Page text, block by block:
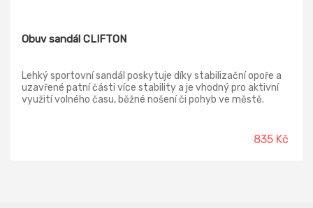
Obuv sandál CLIFTON
Lehký sportovní sandál poskytuje díky stabilizační opoře a
uzavřené patní části více stability a je vhodný pro aktivní
využití volného času, běžné nošení či pohyb ve městě.
835 Kč